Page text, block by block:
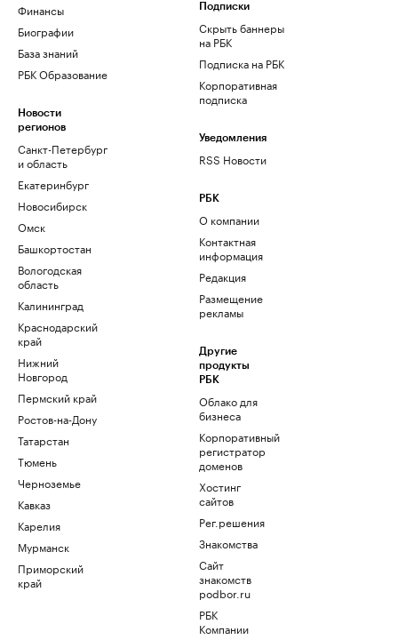
Финансы
Биографии
База знаний
РБК Образование
Новости
регионов
Санкт-Петербург
и область
Екатеринбург
Новосибирск
Омск
Башкортостан
Вологодская
область
Калининград
Краснодарский
край
Нижний
Новгород
Пермский край
Ростов-на-Дону
Татарстан
Тюмень
Черноземье
Кавказ
Карелия
Мурманск
Приморский
край
Подписки
Скрыть баннеры
на РБК
Подписка на РБК
Корпоративная
подписка
Уведомления
RSS Новости
РБК
О компании
Контактная
информация
Редакция
Размещение
рекламы
Другие
продукты
РБК
Облако для
бизнеса
Корпоративный
регистратор
доменов
Хостинг
сайтов
Рег.решения
Знакомства
Сайт
знакомств
podbor.ru
РБК
Компании